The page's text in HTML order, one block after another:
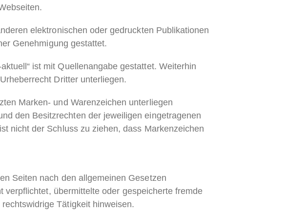
elektronischen oder gedruckten Publikationen
Genehmigung gestattet.
ist mit Quellenangabe gestattet. Weiterhin
Dritter unterliegen.
Marken- und Warenzeichen unterliegen
den Besitzrechten der jeweiligen eingetragenen
nicht der Schluss zu ziehen, dass Markenzeichen
Seiten nach den allgemeinen Gesetzen
übermittelte oder gespeicherte fremde
Tätigkeit hinweisen.